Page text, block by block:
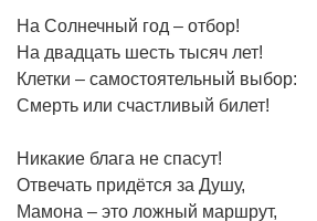
На Солнечный год – отбор!
На двадцать шесть тысяч лет!
Клетки – самостоятельный выбор:
Смерть или счастливый билет!
Никакие блага не спасут!
Отвечать придётся за Душу,
Мамона – это ложный маршрут,